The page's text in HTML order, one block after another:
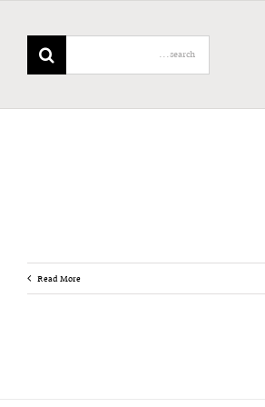
Search
for:
Read More